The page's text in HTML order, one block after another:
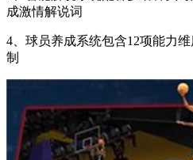
成激情解说词
4、球员养成系统包含12项能力
制